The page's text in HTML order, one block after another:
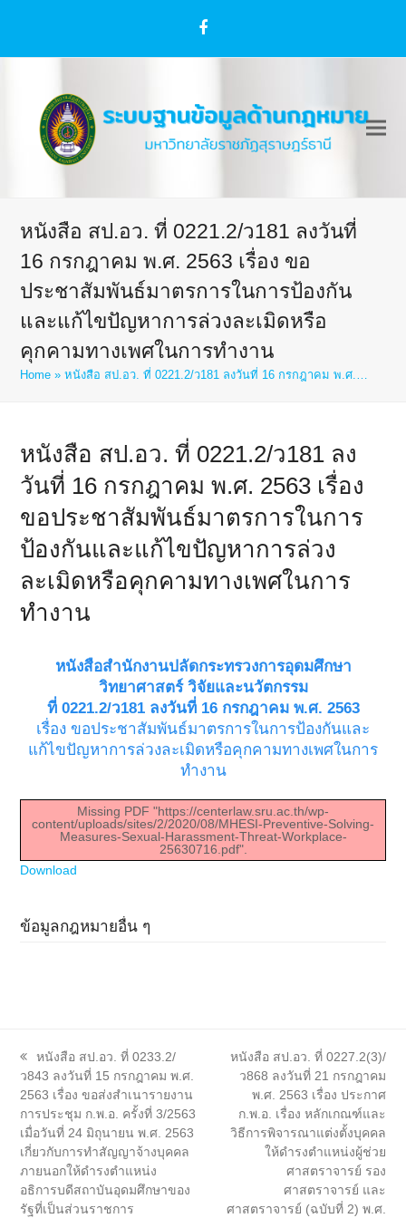
Facebook
หนังสือ สป.อว. ที่ 0221.2/ว181 ลงวันที่
16 กรกฎาคม พ.ศ. 2563 เรื่อง ขอ
ประชาสัมพันธ์มาตรการในการป้องกัน
และแก้ไขปัญหาการล่วงละเมิดหรือ
คุกคามทางเพศในการทำงาน
Home »หนังสือ สป.อว. ที่ 0221.2/ว181 ลงวันที่ 16 กรกฎาคม พ.ศ.…
หนังสือ สป.อว. ที่ 0221.2/ว181 ลง
วันที่ 16 กรกฎาคม พ.ศ. 2563 เรื่อง
ขอประชาสัมพันธ์มาตรการในการ
ป้องกันและแก้ไขปัญหาการล่วง
ละเมิดหรือคุกคามทางเพศในการ
ทำงาน
หนังสือสำนักงานปลัดกระทรวงการอุดมศึกษา
วิทยาศาสตร์ วิจัยและนวัตกรรม
ที่ 0221.2/ว181 ลงวันที่ 16 กรกฎาคม พ.ศ. 2563
เรื่อง ขอประชาสัมพันธ์มาตรการในการป้องกันและ
แก้ไขปัญหาการล่วงละเมิดหรือคุกคามทางเพศในการ
ทำงาน
Missing PDF "https://centerlaw.sru.ac.th/wp-
content/uploads/sites/2/2020/08/MHESI-Preventive-Solving-
Measures-Sexual-Harassment-Threat-Workplace-
25630716.pdf".
Download
ข้อมูลกฎหมายอื่น ๆ
previous
post:
หนังสือ สป.อว. ที่ 0233.2/
ว843 ลงวันที่ 15 กรกฎาคม พ.ศ.
2563 เรื่อง ขอส่งสำเนารายงาน
การประชุม ก.พ.อ. ครั้งที่ 3/2563
เมื่อวันที่ 24 มิถุนายน พ.ศ. 2563
เกี่ยวกับการทำสัญญาจ้างบุคคล
ภายนอกให้ดำรงตำแหน่ง
อธิการบดีสถาบันอุดมศึกษาของ
รัฐที่เป็นส่วนราชการ
next
post:
หนังสือ สป.อว. ที่ 0227.2(3)/
ว868 ลงวันที่ 21 กรกฎาคม
พ.ศ. 2563 เรื่อง ประกาศ
ก.พ.อ. เรื่อง หลักเกณฑ์และ
วิธีการพิจารณาแต่งตั้งบุคคล
ให้ดำรงตำแหน่งผู้ช่วย
ศาสตราจารย์ รอง
ศาสตราจารย์ และ
ศาสตราจารย์ (ฉบับที่ 2) พ.ศ.